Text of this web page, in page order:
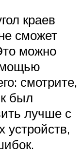
краев
сможет
можно
смотрите,
был
лучше с